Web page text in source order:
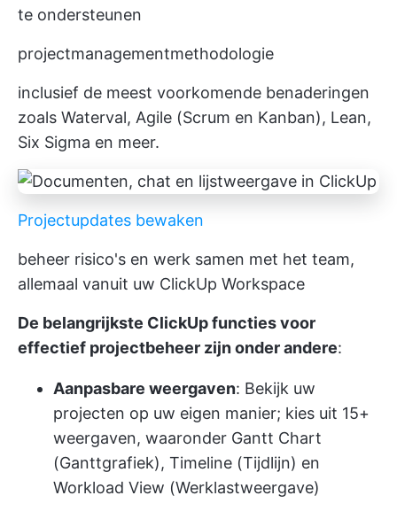
te ondersteunen
projectmanagementmethodologie
inclusief de meest voorkomende benaderingen
zoals Waterval, Agile (Scrum en Kanban), Lean,
Six Sigma en meer.
Projectupdates bewaken
beheer risico's en werk samen met het team,
allemaal vanuit uw ClickUp Workspace
De belangrijkste ClickUp functies voor
effectief projectbeheer zijn onder andere:
Aanpasbare weergaven: Bekijk uw
projecten op uw eigen manier; kies uit 15+
weergaven, waaronder Gantt Chart
(Ganttgrafiek), Timeline (Tijdlijn) en
Workload View (Werklastweergave)